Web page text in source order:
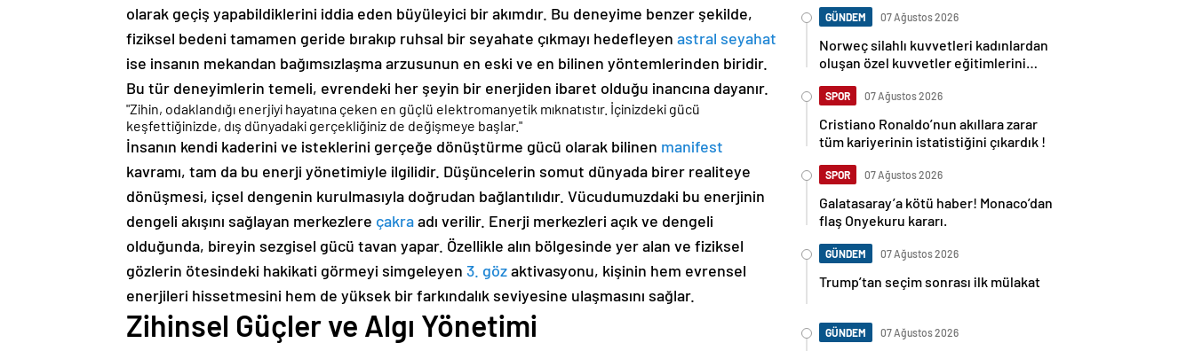
olarak geçiş yapabildiklerini iddia eden büyüleyici bir akımdır. Bu deneyime benzer şekilde,
fiziksel bedeni tamamen geride bırakıp ruhsal bir seyahate çıkmayı hedefleyen astral seyahat
ise insanın mekandan bağımsızlaşma arzusunun en eski ve en bilinen yöntemlerinden biridir.
Bu tür deneyimlerin temeli, evrendeki her şeyin bir enerjiden ibaret olduğu inancına dayanır.
"Zihin, odaklandığı enerjiyi hayatına çeken en güçlü elektromanyetik mıknatıstır. İçinizdeki gücü
keşfettiğinizde, dış dünyadaki gerçekliğiniz de değişmeye başlar."
İnsanın kendi kaderini ve isteklerini gerçeğe dönüştürme gücü olarak bilinen manifest
kavramı, tam da bu enerji yönetimiyle ilgilidir. Düşüncelerin somut dünyada birer realiteye
dönüşmesi, içsel dengenin kurulmasıyla doğrudan bağlantılıdır. Vücudumuzdaki bu enerjinin
dengeli akışını sağlayan merkezlere çakraadı verilir. Enerji merkezleri açık ve dengeli
olduğunda, bireyin sezgisel gücü tavan yapar. Özellikle alın bölgesinde yer alan ve fiziksel
gözlerin ötesindeki hakikati görmeyi simgeleyen 3. gözaktivasyonu, kişinin hem evrensel
enerjileri hissetmesini hem de yüksek bir farkındalık seviyesine ulaşmasını sağlar.
Zihinsel Güçler ve Algı Yönetimi
GÜNDEM 07 Ağustos 2026
Norweç silahlı kuvvetleri kadınlardan
oluşan özel kuvvetler eğitimlerini
SPOR 07 Ağustos 2026
Cristiano Ronaldo’nun akıllara zarar
tüm kariyerinin istatistiğini çıkardık !
SPOR 07 Ağustos 2026
Galatasaray’a kötü haber! Monaco’dan
flaş Onyekuru kararı.
GÜNDEM 07 Ağustos 2026
Trump’tan seçim sonrası ilk mülakat
GÜNDEM 07 Ağustos 2026